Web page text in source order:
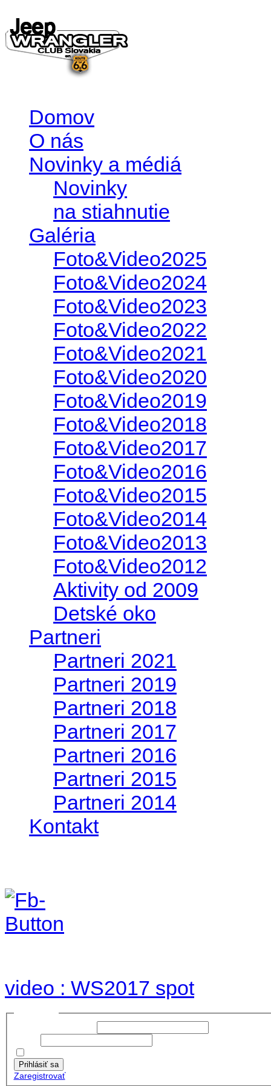
Domov
O nás
Novinky a médiá
Novinky
na stiahnutie
Galéria
Foto&Video2025
Foto&Video2024
Foto&Video2023
Foto&Video2022
Foto&Video2021
Foto&Video2020
Foto&Video2019
Foto&Video2018
Foto&Video2017
Foto&Video2016
Foto&Video2015
Foto&Video2014
Foto&Video2013
Foto&Video2012
Aktivity od 2009
Detské oko
Partneri
Partneri 2021
Partneri 2019
Partneri 2018
Partneri 2017
Partneri 2016
Partneri 2015
Partneri 2014
Kontakt
video : WS2017 spot
Prihlásiť sa
Zaregistrovať